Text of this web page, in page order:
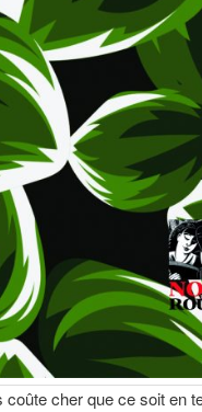
coûte cher que ce soit en